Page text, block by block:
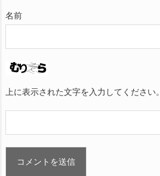
名前
上に表示された文字を入力してください。